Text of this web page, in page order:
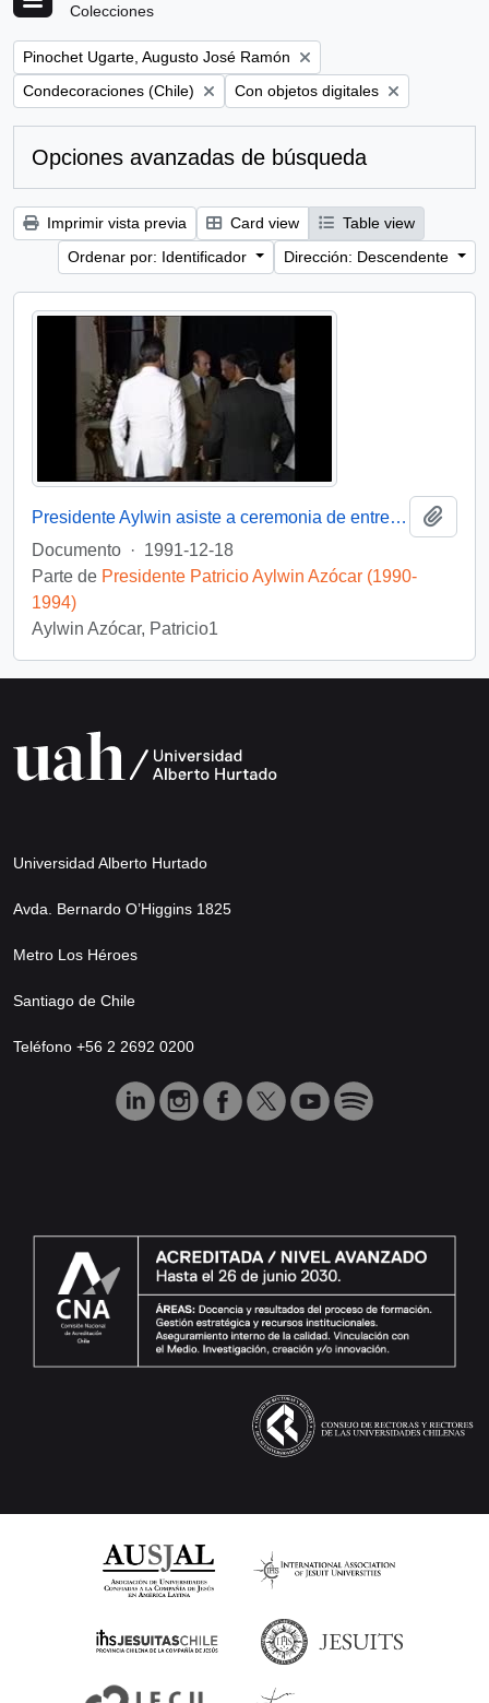
Colecciones
Remove filter:
Pinochet Ugarte, Augusto José Ramón
Remove filter:
Condecoraciones (Chile) Remove filter:
Con objetos digitales
Opciones avanzadas de búsqueda
Imprimir vista previa Card view
Table view
Ordenar por: Identificador
Dirección: Descendente
Presidente Aylwin asiste a ceremonia de entrega de Condecoración a Generales del Ejercito : video
Documento · 1991-12-18
Parte de Presidente Patricio Aylwin Azócar (1990-
1994)
Aylwin Azócar, Patricio1
Universidad Alberto Hurtado
Avda. Bernardo O’Higgins 1825
Metro Los Héroes
Santiago de Chile
Teléfono +56 2 2692 0200